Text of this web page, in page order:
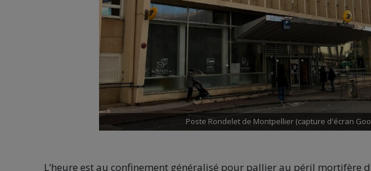
Poste Rondelet de Montpellier (capture d'écran
L’heure est au confinement généralisé pour pallier au péril mortifère